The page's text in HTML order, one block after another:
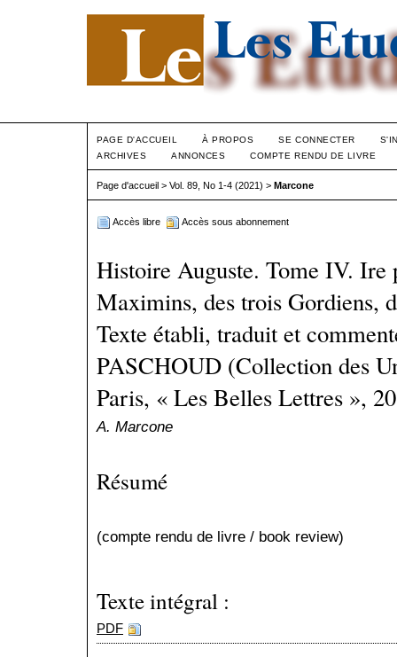
PAGE D'ACCUEIL À PROPOS SE CONNECTER
ARCHIVES
ANNONCES COMPTE RENDU DE LIVRE
Page d'accueil > Vol. 89, No 1-4 (2021) > Marcone
Accès libre Accès sous abonnement
Histoire Auguste. Tome IV. Ire
Maximins, des trois Gordiens,
Texte établi, traduit et
PASCHOUD (Collection des
Paris, « Les Belles Lettres »,
A. Marcone
Résumé
(compte rendu de livre / book review)
Texte intégral :
PDF